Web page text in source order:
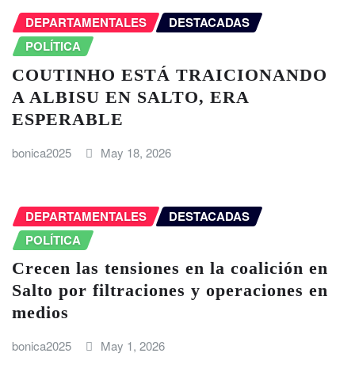
DEPARTAMENTALES
DESTACADAS
POLÍTICA
COUTINHO ESTÁ TRAICIONANDO
A ALBISU EN SALTO, ERA
ESPERABLE
bonica2025 May 18, 2026
DEPARTAMENTALES
DESTACADAS
POLÍTICA
Crecen las tensiones en la coalición en
Salto por filtraciones y operaciones en
medios
bonica2025 May 1, 2026